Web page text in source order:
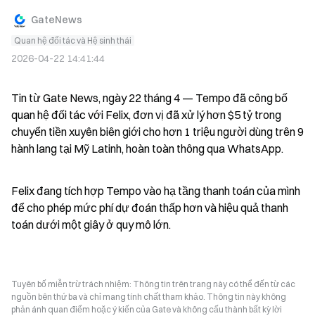
GateNews
Quan hệ đối tác và Hệ sinh thái
2026-04-22 14:41:44
Tin từ Gate News, ngày 22 tháng 4 — Tempo đã công bố
quan hệ đối tác với Felix, đơn vị đã xử lý hơn $5 tỷ trong
chuyển tiền xuyên biên giới cho hơn 1 triệu người dùng trên 9
hành lang tại Mỹ Latinh, hoàn toàn thông qua WhatsApp.
Felix đang tích hợp Tempo vào hạ tầng thanh toán của mình
để cho phép mức phí dự đoán thấp hơn và hiệu quả thanh
toán dưới một giây ở quy mô lớn.
Tuyên bố miễn trừ trách nhiệm: Thông tin trên trang này có thể đến từ các
nguồn bên thứ ba và chỉ mang tính chất tham khảo. Thông tin này không
phản ánh quan điểm hoặc ý kiến của Gate và không cấu thành bất kỳ lời